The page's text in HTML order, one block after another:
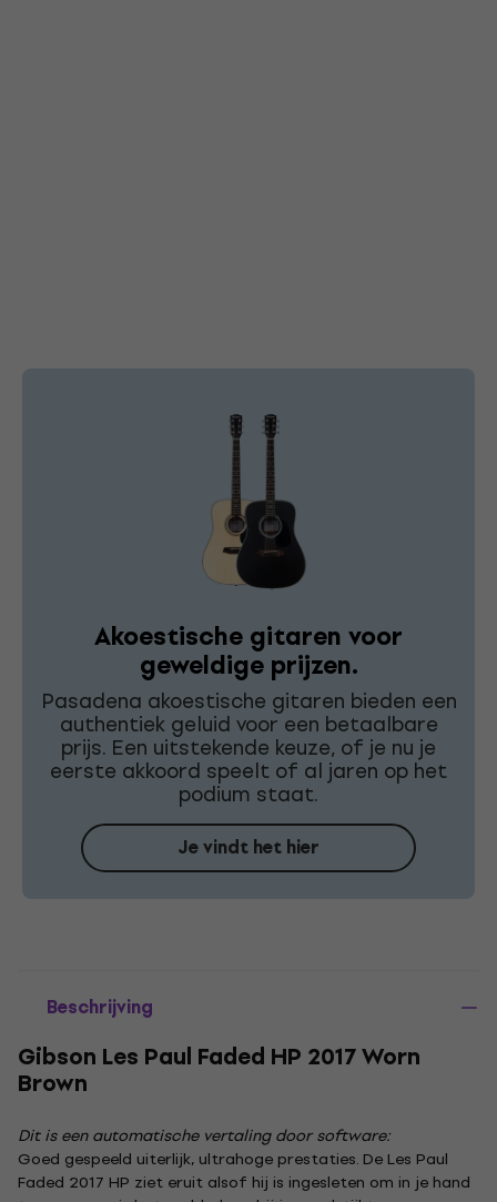
Akoestische gitaren voor
geweldige prijzen.
Pasadena akoestische gitaren bieden een
authentiek geluid voor een betaalbare
prijs. Een uitstekende keuze, of je nu je
eerste akkoord speelt of al jaren op het
podium staat.
Je vindt het hier
Beschrijving
Gibson Les Paul Faded HP 2017 Worn
Brown
Dit is een automatische vertaling door software:
Goed gespeeld uiterlijk, ultrahoge prestaties. De Les Paul
Faded 2017 HP ziet eruit alsof hij is ingesleten om in je hand